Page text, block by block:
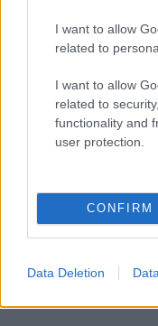
I want to allow
related to
I want to allow
related to
functionality and
user protection.
CONFIRM
Data Deletion
competenza del